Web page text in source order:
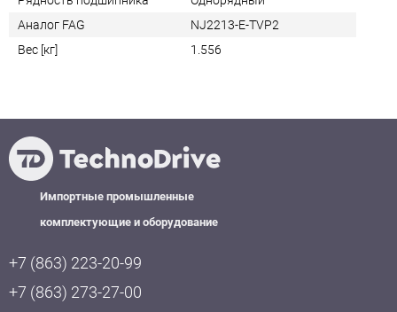
Аналог FAG
NJ2213-E-TVP2
Вес [кг]
1.556
Импортные промышленные
комплектующие и оборудование
+7 (863) 223-20-99
+7 (863) 273-27-00